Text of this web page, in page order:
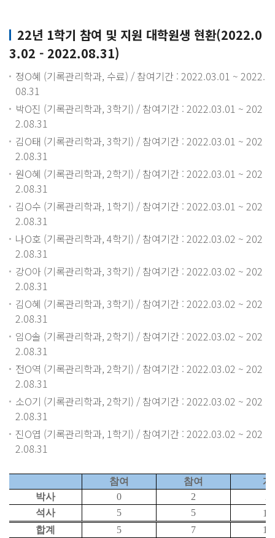
22년 1학기 참여 및 지원 대학원생 현환(2022.0
3.02 - 2022.08.31)
정O혜 (기록관리학과, 수료) / 참여기간 : 2022.03.01 ~ 2022.
08.31
박O진 (기록관리학과, 3학기) / 참여기간 : 2022.03.01 ~ 202
2.08.31
김O태 (기록관리학과, 3학기) / 참여기간 : 2022.03.01 ~ 202
2.08.31
원O혜 (기록관리학과, 2학기) / 참여기간 : 2022.03.01 ~ 202
2.08.31
김O수 (기록관리학과, 1학기) / 참여기간 : 2022.03.01 ~ 202
2.08.31
나O호 (기록관리학과, 4학기) / 참여기간 : 2022.03.02 ~ 202
2.08.31
강O아 (기록관리학과, 3학기) / 참여기간 : 2022.03.02 ~ 202
2.08.31
김O혜 (기록관리학과, 3학기) / 참여기간 : 2022.03.02 ~ 202
2.08.31
임O솔 (기록관리학과, 2학기) / 참여기간 : 2022.03.02 ~ 202
2.08.31
전O역 (기록관리학과, 2학기) / 참여기간 : 2022.03.02 ~ 202
2.08.31
소O기 (기록관리학과, 2학기) / 참여기간 : 2022.03.02 ~ 202
2.08.31
진O엽 (기록관리학과, 1학기) / 참여기간 : 2022.03.02 ~ 202
2.08.31
참여 참여
계
박사
0 2
2
석사
5 5
10
합계
5 7 12